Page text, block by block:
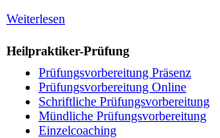
Weiterlesen
Heilpraktiker-Prüfung
Prüfungsvorbereitung Präsenz
Prüfungsvorbereitung Online
Schriftliche Prüfungsvorbereitung
Mündliche Prüfungsvorbereitung
Einzelcoaching